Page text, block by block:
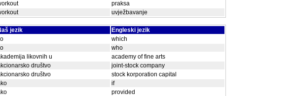
praksa
uvježbavanje
jezik
Engleski jezik
which
who
likovnih u
academy of fine arts
društvo
joint-stock company
društvo
stock korporation capital
if
provided